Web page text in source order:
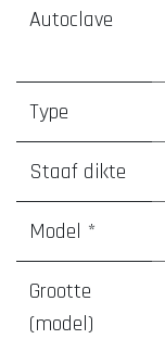
Autoclave
Type
Staaf dikte
Model *
Grootte
(model)